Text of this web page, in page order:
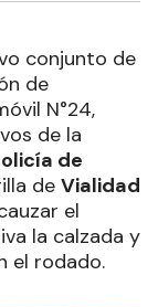
conjunto de
de
N°24,
de la
de
de Vialidad
el
la calzada y
el rodado.